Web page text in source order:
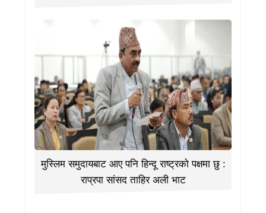
मुस्लिम समुदायबाट आए पनि हिन्दू राष्ट्रको पक्षमा छु :
राप्रपा सांसद ताहिर अली भाट